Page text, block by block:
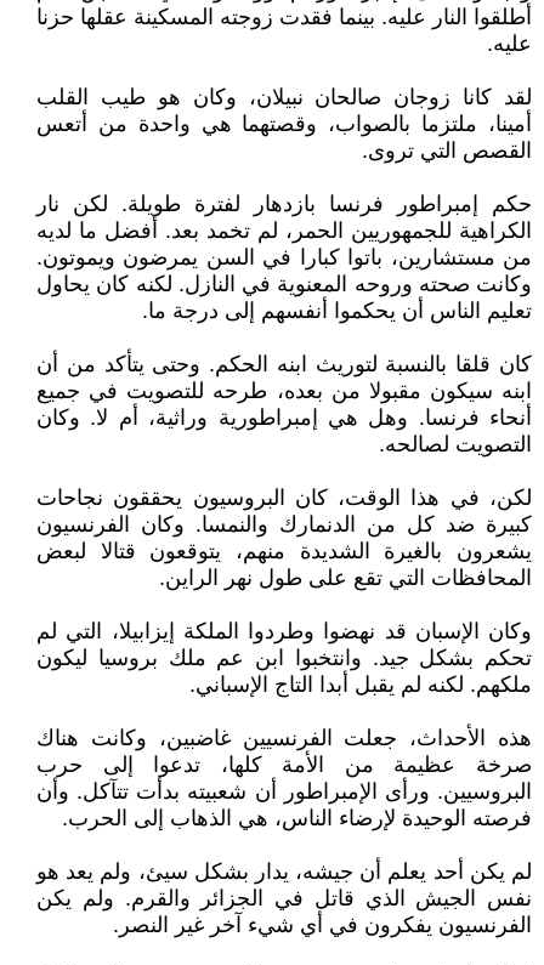
أطلقوا النار عليه. بينما فقدت زوجته المسكينة عقلها حزنا
عليه.
لقد كانا زوجان صالحان نبيلان، وكان هو طيب القلب
أمينا، ملتزما بالصواب، وقصتهما هي واحدة من أتعس
القصص التي تروى.
حكم إمبراطور فرنسا بازدهار لفترة طويلة. لكن نار
الكراهية للجمهوريين الحمر، لم تخمد بعد. أفضل ما لديه
من مستشارين، باتوا كبارا في السن يمرضون ويموتون.
وكانت صحته وروحه المعنوية في النازل. لكنه كان يحاول
تعليم الناس أن يحكموا أنفسهم إلى درجة ما.
كان قلقا بالنسبة لتوريث ابنه الحكم. وحتى يتأكد من أن
ابنه سيكون مقبولا من بعده، طرحه للتصويت في جميع
أنحاء فرنسا. وهل هي إمبراطورية وراثية، أم لا. وكان
التصويت لصالحه.
لكن، في هذا الوقت، كان البروسيون يحققون نجاحات
كبيرة ضد كل من الدنمارك والنمسا. وكان الفرنسيون
يشعرون بالغيرة الشديدة منهم، يتوقعون قتالا لبعض
المحافظات التي تقع على طول نهر الراين.
وكان الإسبان قد نهضوا وطردوا الملكة إيزابيلا، التي لم
تحكم بشكل جيد. وانتخبوا ابن عم ملك بروسيا ليكون
ملكهم. لكنه لم يقبل أبدا التاج الإسباني.
هذه الأحداث، جعلت الفرنسيين غاضبين، وكانت هناك
صرخة عظيمة من الأمة كلها، تدعوا إلى حرب
البروسيين. ورأى الإمبراطور أن شعبيته بدأت تتآكل. وأن
فرصته الوحيدة لإرضاء الناس، هي الذهاب إلى الحرب.
لم يكن أحد يعلم أن جيشه، يدار بشكل سيئ، ولم يعد هو
نفس الجيش الذي قاتل في الجزائر والقرم. ولم يكن
الفرنسيون يفكرون في أي شيء آخر غير النصر.